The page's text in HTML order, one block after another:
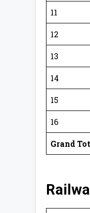
11
12
13
14
15
16
Grand